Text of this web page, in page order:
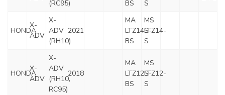
(RC95)
BS
S
HONDA
X-
ADV
X-
ADV
(RH10)
2021
MA
LTZ14S-
BS
MS
LTZ14-
S
HONDA
X-
ADV
X-
ADV
(RH10,
RC95)
2018
MA
LTZ12S-
BS
MS
LTZ12-
S